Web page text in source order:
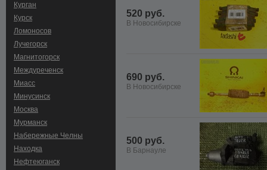
Курган
Курск
Ломоносов
Лучегорск
Магнитогорск
Междуреченск
Миасс
Минусинск
Москва
Мурманск
Набережные Челны
Находка
Нефтеюганск
520 руб.
В Новосибирске
690 руб.
В Новосибирске
500 руб.
В Барнауле